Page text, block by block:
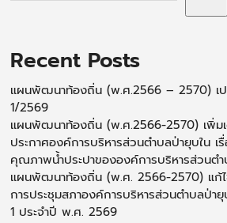
Recent Posts
แผนพัฒนาท้องถิ่น (พ.ศ.2566 – 2570) เ
1/2569
แผนพัฒนาท้องถิ่น (พ.ศ.2566-2570) เพิ่ม
ประกาศองค์การบริหารส่วนตำบลป่ายุบใน เ
คุณภาพน้ำประปาขององค์การบริหารส่วนตำ
แผนพัฒนาท้องถิ่น (พ.ศ. 2566-2570) แก้
การประชุมสภาองค์การบริหารส่วนตำบลป่
1 ประจำปี พ.ศ. 2569